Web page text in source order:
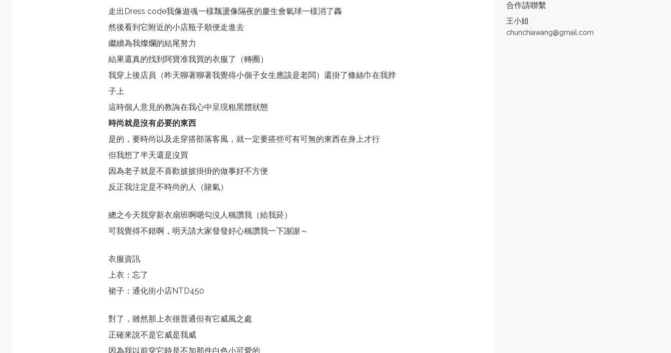
走出Dress code我像遊魂一樣飄盪像隔夜的慶生會氣球一樣消了轟
然後看到它附近的小店瓶子順便走進去
繼續為我燦爛的結尾努力
結果還真的找到阿寶准我買的衣服了（轉圈）
我穿上後店員（昨天聊著聊著我覺得小個子女生應該是老闆）還掛了條絲巾在我脖
子上
這時個人意見的教誨在我心中呈現粗黑體狀態
時尚就是沒有必要的東西
是的，要時尚以及走穿搭部落客風，就一定要搭些可有可無的東西在身上才行
但我想了半天還是沒買
因為老子就是不喜歡披披掛掛的做事好不方便
反正我注定是不時尚的人（賭氣）
總之今天我穿新衣扇班啊嗯勾沒人稱讚我（給我菸）
可我覺得不錯啊，明天請大家發發好心稱讚我一下謝謝～
衣服資訊
上衣：忘了
裙子：通化街小店NTD450
對了，雖然那上衣很普通但有它威風之處
正確來說不是它威是我威
因為我以前穿它時是不加那件白色小可愛的
合作請聯繫
王小姐
chunchiawang@gmail.com